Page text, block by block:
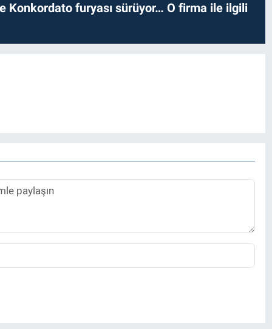
Konkordato furyası sürüyor… O firma ile ilgili